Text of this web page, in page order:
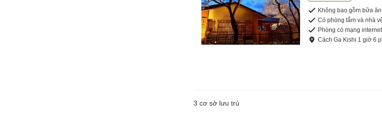
Không bao gồm bữa ăn
Có phòng tắm và nhà
Phòng có mạng internet
CáchGa Kishi 1 giờ6
3 cơ sở lưu trú